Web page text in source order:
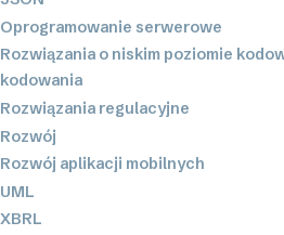
Oprogramowanie serwerowe
Rozwiązania o niskim poziomie
kodowania
Rozwiązania regulacyjne
Rozwój
Rozwój aplikacji mobilnych
UML
XBRL